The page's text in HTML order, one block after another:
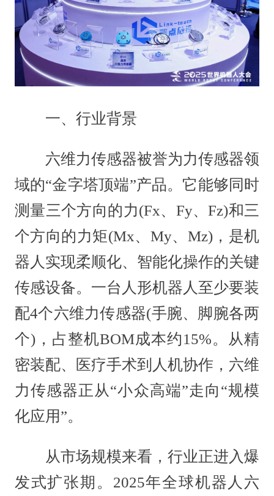
一、行业背景
六维力传感器被誉为力传感器领
域的“金字塔顶端”产品。它能够同时
测量三个方向的力(Fx、Fy、Fz)和三
个方向的力矩(Mx、My、Mz)，是机
器人实现柔顺化、智能化操作的关键
传感设备。一台人形机器人至少要装
配4个六维力传感器(手腕、脚腕各两
个)，占整机BOM成本约15%。从精
密装配、医疗手术到人机协作，六维
力传感器正从“小众高端”走向“规模
化应用”。
从市场规模来看，行业正进入爆
发式扩张期。2025年全球机器人六